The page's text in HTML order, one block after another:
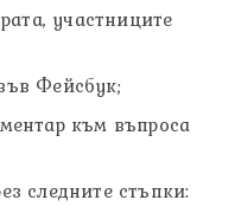
участниците
Фейсбук;
към въпроса
следните стъпки: